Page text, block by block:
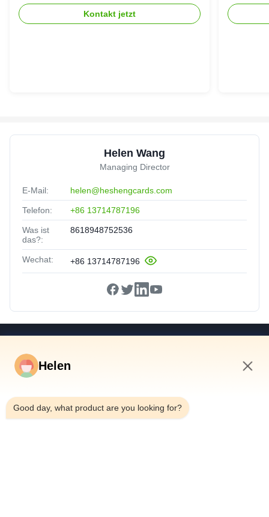
Kontakt jetzt
Helen Wang
Managing Director
E-Mail: helen@heshengcards.com
Telefon: +86 13714787196
Was ist
das?:
8618948752536
Wechat: +86 13714787196
Videos
Über Uns
Helen
Good day, what product are you looking for?